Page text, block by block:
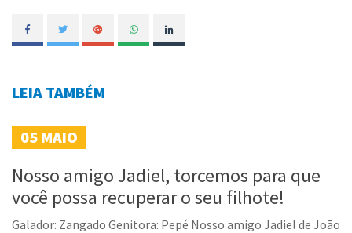
LEIA TAMBÉM
05 MAIO
Nosso amigo Jadiel, torcemos para que
você possa recuperar o seu filhote!
Galador: Zangado Genitora: Pepé Nosso amigo Jadiel de João